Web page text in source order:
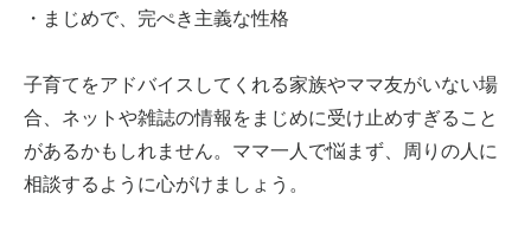
・まじめで、完ぺき主義な性格
子育てをアドバイスしてくれる家族やママ友がいない場
合、ネットや雑誌の情報をまじめに受け止めすぎること
があるかもしれません。ママ一人で悩まず、周りの人に
相談するように心がけましょう。